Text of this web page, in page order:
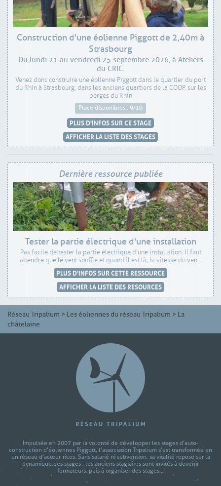
Construction d'une éolienne Piggott de 2,40m à
Strasbourg
Du lundi 21 au vendredi 25 septembre 2026, à Ateliers
du CRIC.
Venez donc construire une éolienne Piggott dans le quartier du port
du Rhin à Strasbourg, dans les anciens quartiers de la COOP, sur les
berges du Rhin
Place disponibles : 9/10
PLUS D'INFOS SUR CE STAGE
AFFICHER LA LISTE DES STAGES
Dernière ressource publiée
Tester la partie électrique d'une installation
Pas facile de tester la partie électrique d'une installation. Il faut
attendre que le vent souffle et quand il est là, la vitesse du ven...
PLUS D'INFOS SUR CETTE RESSOURCE
AFFICHER LA LISTE DES RESOURCES
Réseau Tripalium > Les éoliennes du réseau Tripalium > La
châtelaine
Impulsée en 2007 par la volonté de développer les stages d’auto-
construction d'éoliennes Piggott, l’association Tripalium s’est transformée en
un réseau d’acteur-rices. Sans salarié ni subvention, sa vitalité repose sur la
dynamique des stages : les anciens stagiaires sont invités à devenir
formateurs, puis à organiser des stages...